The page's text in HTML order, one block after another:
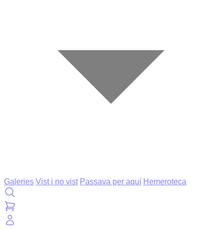
Galeries Vist i no vist Passava per aquí Hemeroteca